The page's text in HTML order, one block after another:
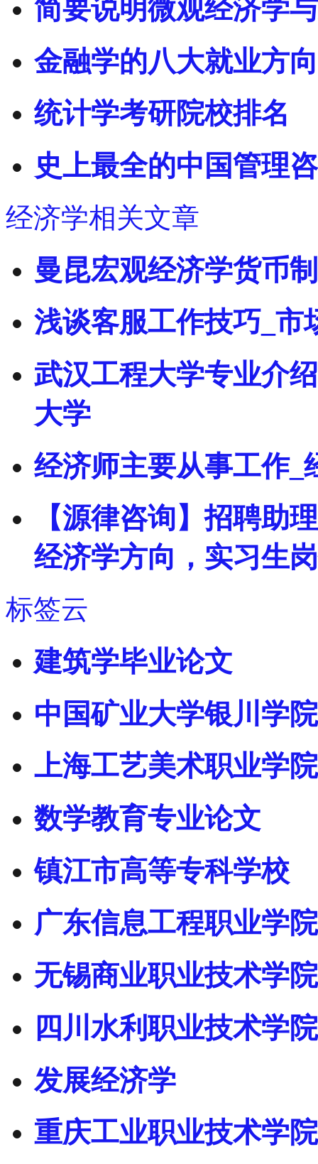
简要说明微观经济学
金融学的八大就业方
统计学考研院校排名
史上最全的中国管理
经济学相关文章
曼昆宏观经济学货币
浅谈客服工作技巧_市
武汉工程大学专业介
大学
经济师主要从事工作_
【源律咨询】招聘助
经济学方向，实习生
标签云
建筑学毕业论文
中国矿业大学银川学院
上海工艺美术职业学院
数学教育专业论文
镇江市高等专科学校
广东信息工程职业学院
无锡商业职业技术学院
四川水利职业技术学院
发展经济学
重庆工业职业技术学院